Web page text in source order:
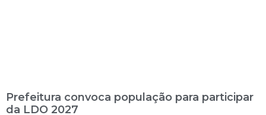
Prefeitura convoca população para participar
da LDO 2027